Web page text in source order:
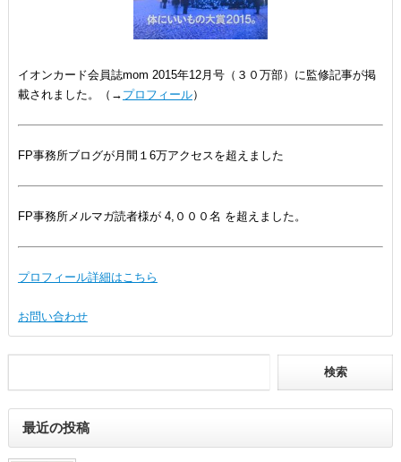
イオンカード会員誌mom 2015年12月号（３０万部）に監修記事が掲
載されました。（→ プロフィール）
FP事務所ブログが月間１6万アクセスを超えました
FP事務所メルマガ読者様が 4,０００名 を超えました。
プロフィール詳細はこちら
お問い合わせ
最近の投稿